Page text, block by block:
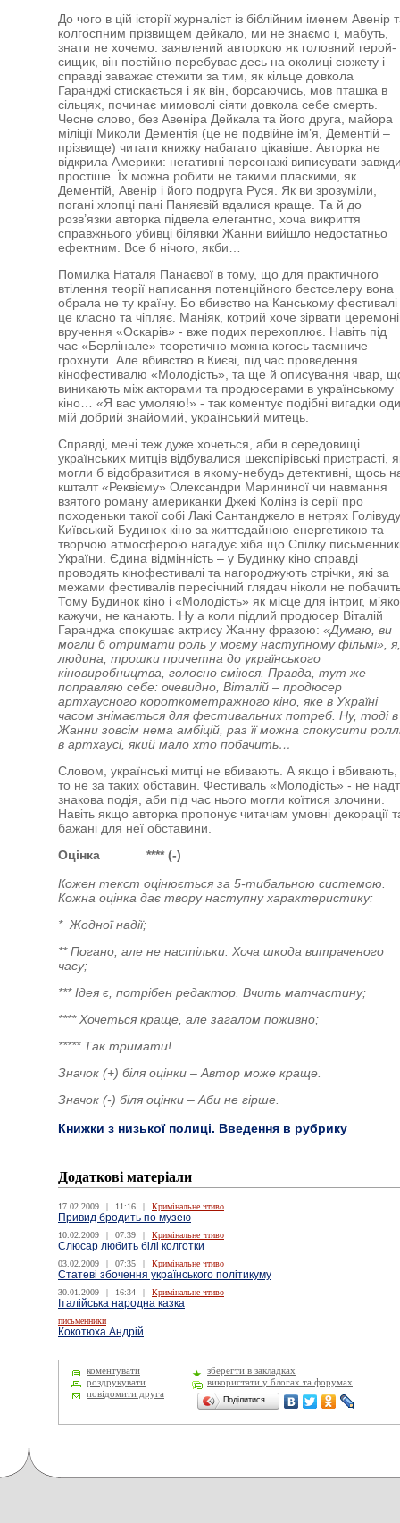
До чого в цій історії журналіст із біблійним іменем Авенір
колгоспним прізвищем дейкало, ми не знаємо і, мабуть,
знати не хочемо: заявлений авторкою як головний герой-
сищик, він постійно перебуває десь на околиці сюжету і
справді заважає стежити за тим, як кільце довкола
Гаранджі стискається і як він, борсаючись, мов пташка в
сільцях, починає мимоволі сіяти довкола себе смерть.
Чесне слово, без Авеніра Дейкала та його друга, майора
міліції Миколи Дементія (це не подвійне ім’я, Дементій –
прізвище) читати книжку набагато цікавіше. Авторка не
відкрила Америки: негативні персонажі виписувати
простіше. Їх можна робити не такими пласкими, як
Дементій, Авенір і його подруга Руся. Як ви зрозуміли,
погані хлопці пані Паняєвій вдалися краще. Та й до
розв’язки авторка підвела елегантно, хоча викриття
справжнього убивці білявки Жанни вийшло недостатньо
ефектним. Все б нічого, якби…
Помилка Наталя Панаєвої в тому, що для практичного
втілення теорії написання потенційного бестселеру вона
обрала не ту країну. Бо вбивство на Канському
це класно та чіпляє. Маніяк, котрий хоче зірвати
вручення «Оскарів» - вже подих перехоплює. Навіть під
час «Берлінале» теоретично можна когось таємниче
грохнути. Але вбивство в Києві, під час проведення
кінофестивалю «Молодість», та ще й описування чвар,
виникають між акторами та продюсерами в українському
кіно… «Я вас умоляю!» - так коментує подібні вигадки
мій добрий знайомий, український митець.
Справді, мені теж дуже хочеться, аби в середовищі
українських митців відбувалися шекспірівські пристрасті,
могли б відобразитися в якому-небудь детективні, щось
кшталт «Реквієму» Олександри Марининої чи навмання
взятого роману американки Джекі Колінз із серії про
походеньки такої собі Лакі Сантанджело в нетрях
Київський Будинок кіно за життєдайною енергетикою та
творчою атмосферою нагадує хіба що Спілку
України. Єдина відмінність – у Будинку кіно справді
проводять кінофестивалі та нагороджують стрічки, які за
межами фестивалів пересічний глядач ніколи не
Тому Будинок кіно і «Молодість» як місце для інтриг, м’яко
кажучи, не канають. Ну а коли підлий продюсер Віталій
Гаранджа спокушає актрису Жанну фразою: «Думаю, ви
могли б отримати роль у моєму наступному фільмі», я,
людина, трошки причетна до українського
кіновиробництва, голосно сміюся. Правда, тут же
поправляю себе: очевидно, Віталій – продюсер
артхаусного короткометражного кіно, яке в Україні
часом знімається для фестивальних потреб. Ну, тоді в
Жанни зовсім нема амбіцій, раз її можна спокусити
в артхаусі, який мало хто побачить…
Словом, українські митці не вбивають. А якщо і вбивають,
то не за таких обставин. Фестиваль «Молодість» - не
знакова подія, аби під час нього могли коїтися злочини.
Навіть якщо авторка пропонує читачам умовні декорації
бажані для неї обставини.
Оцінка **** (-)
Кожен текст оцінюється за 5-тибальною системою.
Кожна оцінка дає твору наступну характеристику:
* Жодної надії;
** Погано, але не настільки. Хоча шкода витраченого
часу;
*** Ідея є, потрібен редактор. Вчить матчастину;
**** Хочеться краще, але загалом поживно;
***** Так тримати!
Значок (+) біля оцінки – Автор може краще.
Значок (-) біля оцінки – Аби не гірше.
Книжки з низької полиці. Введення в рубрику
Додаткові матеріали
17.02.2009 | 11:16 | Кримінальне чтиво
Привид бродить по музею
10.02.2009 | 07:39 | Кримінальне чтиво
Слюсар любить білі колготки
03.02.2009 | 07:35 | Кримінальне чтиво
Статеві збочення українського політикуму
30.01.2009 | 16:34 | Кримінальне чтиво
Італійська народна казка
письменники
Кокотюха Андрій
коментувати
зберегти в закладках
роздрукувати
використати у блогах та форумах
повідомити друга
Поділитися…